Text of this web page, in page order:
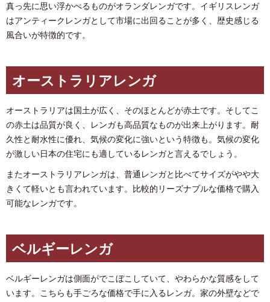
真っ先に思い浮かべるものがオランダレンガです。イギリスレンガ
はアンティークレンガとして市場に出回ることが多く、歴史感じる
風合いが特徴的です。
オーストラリアレンガ
オーストラリアは国土が広く、そのほとんどが赤土です。そしてこ
の赤土は品質が良く、レンガも高品質なものが出来上がります。耐
久性と耐水性に優れ、気候の変化に強いという特徴も。気候の変化
が激しい日本の住宅にも適しているレンガと言えるでしょう。
またオーストラリアレンガは、普通レンガと比べてサイズがやや大
きくて軽いとも言われています。比較的リーズナブルな価格で購入
可能なレンガです。
ベルギーレンガ
ベルギーレンガは側面がでこぼこしていて、やわらかな質感をして
います。こちらも手ごろな価格で手に入るレンガ。家の外壁などで